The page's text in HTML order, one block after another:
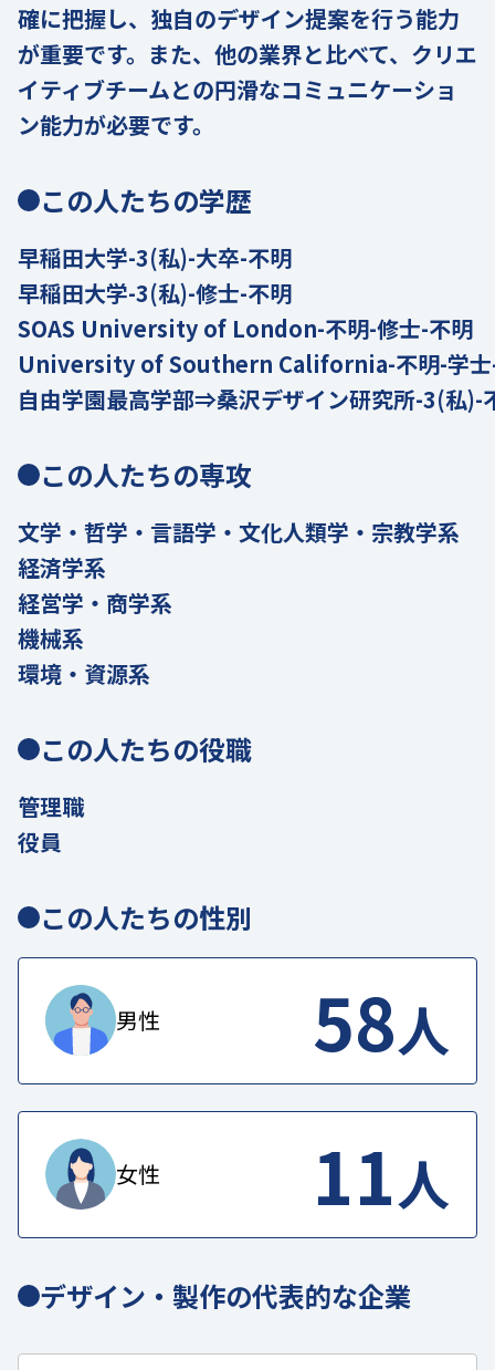
確に把握し、独自のデザイン提案を行う能力
が重要です。また、他の業界と比べて、クリエ
イティブチームとの円滑なコミュニケーショ
ン能力が必要です。
この人たちの学歴
早稲田大学-3(私)-大卒-不明
早稲田大学-3(私)-修士-不明
SOAS University of London-不明-修士-不明
University of Southern California-不明-学士
自由学園最高学部⇒桑沢デザイン研究所-3(私)-
この人たちの専攻
文学・哲学・言語学・文化人類学・宗教学系
経済学系
経営学・商学系
機械系
環境・資源系
この人たちの役職
管理職
役員
この人たちの性別
男性 58人
女性 11人
デザイン・製作の代表的な企業